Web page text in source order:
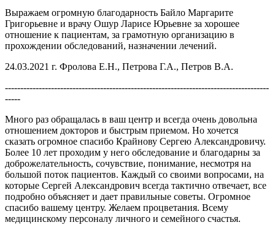
Выражаем огромную благодарность Байло Маргарите
Григорьевне и врачу Ошур Ларисе Юрьевне за хорошее
отношение к пациентам, за грамотную организацию в
прохождении обследований, назначении лечений.
24.03.2021 г. Фролова Е.Н., Петрова Г.А., Петров В.А.
--------------------------------------------------------------------------------------
-----
Много раз обращалась в ваш центр и всегда очень довольна
отношением докторов и быстрым приемом. Но хочется
сказать огромное спасибо Крайнову Сергею Александровичу.
Более 10 лет проходим у него обследование и благодарны за
доброжелательность, сочувствие, понимание, несмотря на
большой поток пациентов. Каждый со своими вопросами, на
которые Сергей Александрович всегда тактично отвечает, все
подробно объясняет и дает правильные советы. Огромное
спасибо вашему центру. Желаем процветания. Всему
медицинскому персоналу личного и семейного счастья.